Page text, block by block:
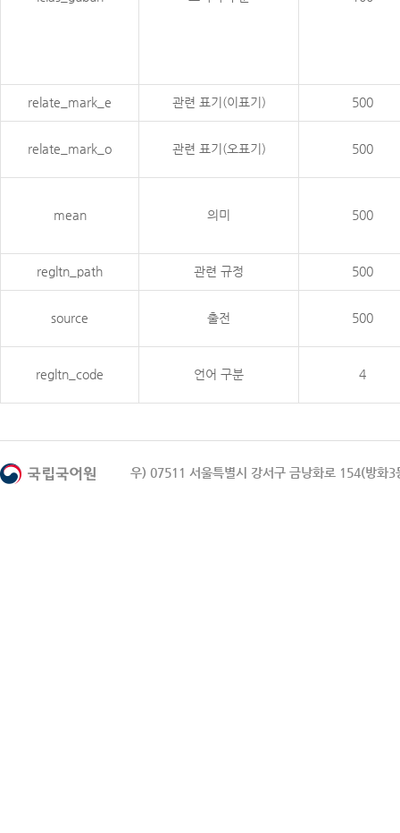
relate_mark_e 관련 표기(이표기) 500
relate_mark_o 관련 표기(오표기) 500
mean 의미 500
regltn_path 관련 규정 500
source 출전 500
regltn_code 언어 구분 4
우) 07511 서울특별시 강서구 금낭화로 154(방화3